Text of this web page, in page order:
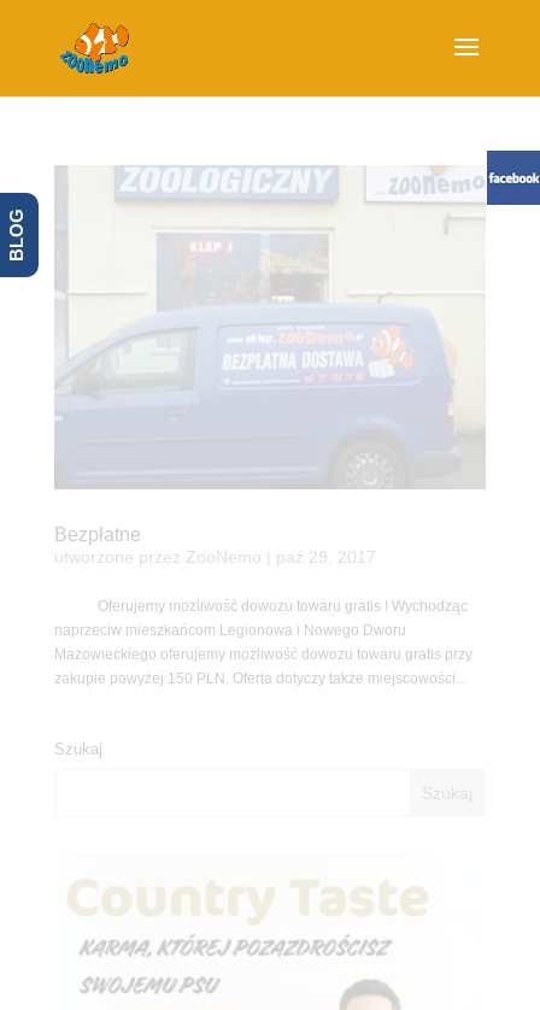
Bezpłatne
utworzone przez ZooNemo paź 29, 2017
Oferujemy możliwość dowozu towaru gratis ! Wychodząc
naprzeciw mieszkańcom Legionowa i Nowego Dworu
Mazowieckiego oferujemy możliwość dowozu towaru gratis przy
zakupie powyżej 150 PLN. Oferta dotyczy także miejscowości...
Szukaj
BLOG